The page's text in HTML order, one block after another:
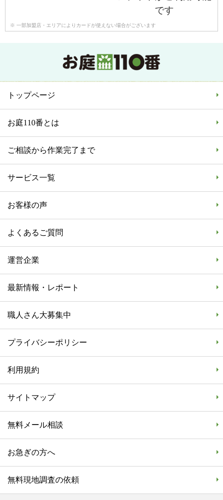
※ 一部加盟店・エリアによりカードが使えない場合がございます
トップページ
お庭110番とは
ご相談から作業完了まで
サービス一覧
お客様の声
よくあるご質問
運営企業
最新情報・レポート
職人さん大募集中
プライバシーポリシー
利用規約
サイトマップ
無料メール相談
お急ぎの方へ
無料現地調査の依頼